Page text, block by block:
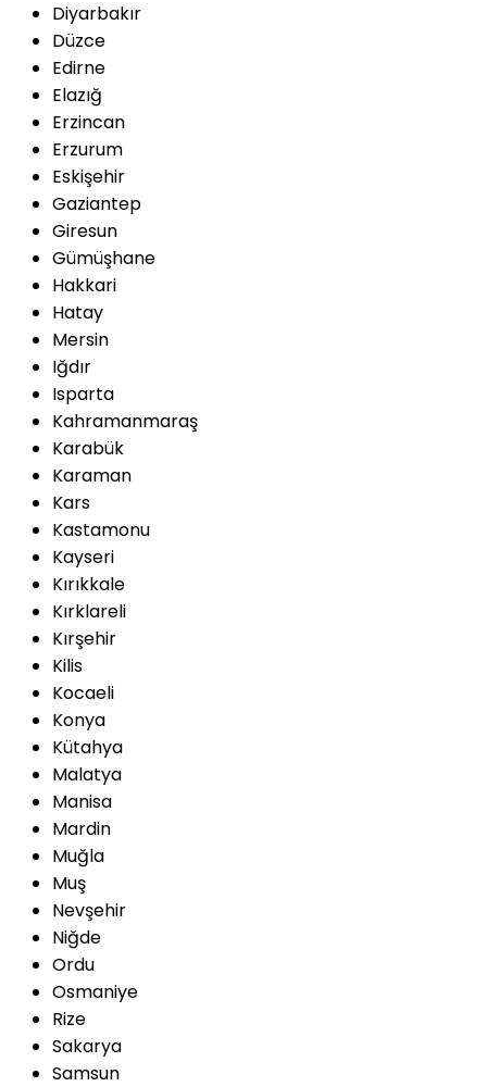
Diyarbakır
Düzce
Edirne
Elazığ
Erzincan
Erzurum
Eskişehir
Gaziantep
Giresun
Gümüşhane
Hakkari
Hatay
Mersin
Iğdır
Isparta
Kahramanmaraş
Karabük
Karaman
Kars
Kastamonu
Kayseri
Kırıkkale
Kırklareli
Kırşehir
Kilis
Kocaeli
Konya
Kütahya
Malatya
Manisa
Mardin
Muğla
Muş
Nevşehir
Niğde
Ordu
Osmaniye
Rize
Sakarya
Samsun